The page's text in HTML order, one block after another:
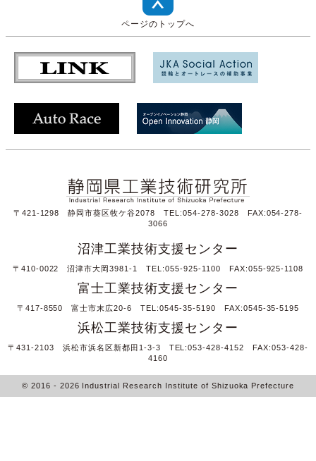
ページのトップへ
〒421-1298 静岡市葵区牧ケ谷2078 TEL:054-278-3028 FAX:054-278-
3066
沼津工業技術支援センター
〒410-0022 沼津市大岡3981-1 TEL:055-925-1100 FAX:055-925-1108
富士工業技術支援センター
〒417-8550 富士市末広20-6 TEL:0545-35-5190 FAX:0545-35-5195
浜松工業技術支援センター
〒431-2103 浜松市浜名区新都田1-3-3 TEL:053-428-4152 FAX:053-428-
4160
© 2016 - 2026 Industrial Research Institute of Shizuoka Prefecture